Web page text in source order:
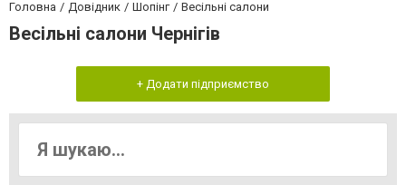
Головна Довідник Шопінг Весільні салони
Весільні салони Чернігів
+ Додати підприємство